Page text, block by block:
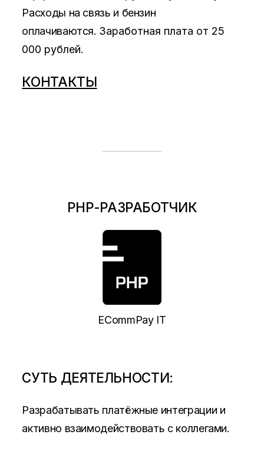
Расходы на связь и бензин
оплачиваются. Заработная плата от 25
000 рублей.
КОНТАКТЫ
PHP-РАЗРАБОТЧИК
ECommPay IT
СУТЬ ДЕЯТЕЛЬНОСТИ:
Разрабатывать платёжные интеграции и
активно взаимодействовать с коллегами.